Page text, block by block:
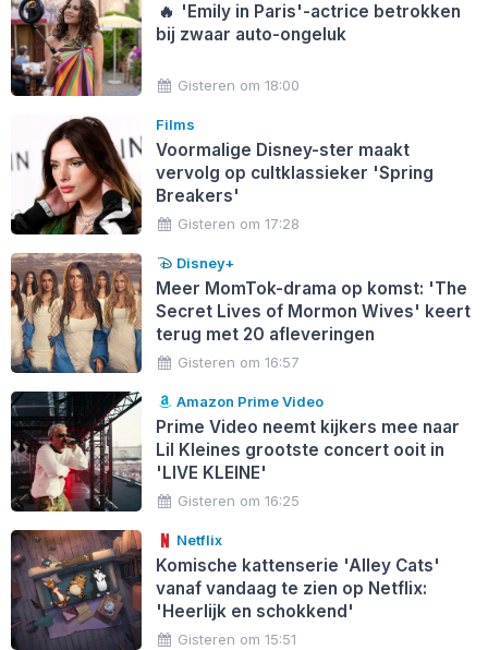
🔥 'Emily in Paris'-actrice betrokken
bij zwaar auto-ongeluk
Gisteren om 18:00
Films
Voormalige Disney-ster maakt
vervolg op cultklassieker 'Spring
Breakers'
Gisteren om 17:28
Disney+
Meer MomTok-drama op komst: 'The
Secret Lives of Mormon Wives' keert
terug met 20 afleveringen
Gisteren om 16:57
Amazon Prime Video
Prime Video neemt kijkers mee naar
Lil Kleines grootste concert ooit in
'LIVE KLEINE'
Gisteren om 16:25
Netflix
Komische kattenserie 'Alley Cats'
vanaf vandaag te zien op Netflix:
'Heerlijk en schokkend'
Gisteren om 15:51